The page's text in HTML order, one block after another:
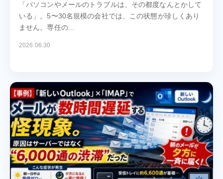
「パソコンやメールのトラブルは、その都度なんとかして
いる」。5〜30名規模の会社では、この状態が珍しくあり
ません。専任の...
2026.06.30